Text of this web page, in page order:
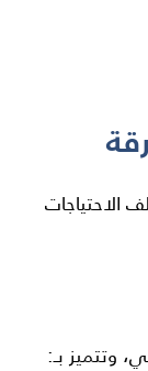
الاحتياجات
وتتميز بـ: